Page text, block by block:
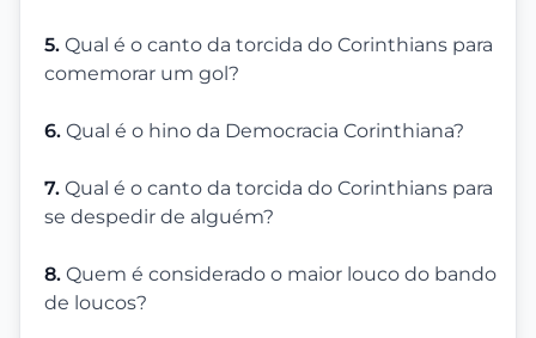
5. Qual é o canto da torcida do Corinthians para
comemorar um gol?
6. Qual é o hino da Democracia Corinthiana?
7. Qual é o canto da torcida do Corinthians para
se despedir de alguém?
8. Quem é considerado o maior louco do bando
de loucos?